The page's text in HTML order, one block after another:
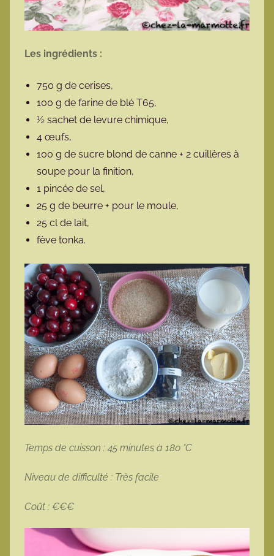
Les ingrédients :
750 g de cerises,
100 g de farine de blé T65,
½ sachet de levure chimique,
4 œufs,
100 g de sucre blond de canne + 2 cuillères à
soupe pour la finition,
1 pincée de sel,
25 g de beurre + pour le moule,
25 cl de lait,
fève tonka.
Temps de cuisson : 45 minutes à 180 °C
Niveau de difficulté : Très facile
Coût : €€€